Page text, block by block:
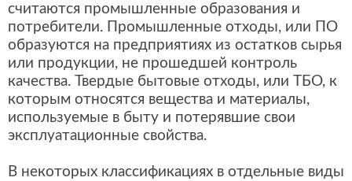
считаются промышленные образования и
потребители. Промышленные отходы, или ПО
образуются на предприятиях из остатков сырья
или продукции, не прошедшей контроль
качества. Твердые бытовые отходы, или ТБО, к
которым относятся вещества и материалы,
используемые в быту и потерявшие свои
эксплуатационные свойства.
В некоторых классификациях в отдельные виды